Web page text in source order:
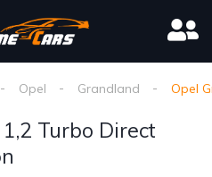
Opel Grandland Opel
Turbo Direct